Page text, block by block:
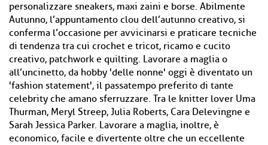
personalizzare sneakers, maxi zaini e borse. Abilmente
Autunno, l’appuntamento clou dell’autunno creativo, si
conferma l’occasione per avvicinarsi e praticare tecniche
di tendenza tra cui crochet e tricot, ricamo e cucito
creativo, patchwork e quilting. Lavorare a maglia o
all’uncinetto, da hobby 'delle nonne' oggi è diventato un
'fashion statement', il passatempo preferito di tante
celebrity che amano sferruzzare. Tra le knitter lover Uma
Thurman, Meryl Streep, Julia Roberts, Cara Delevingne e
Sarah Jessica Parker. Lavorare a maglia, inoltre, è
economico, facile e divertente oltre che un eccellente